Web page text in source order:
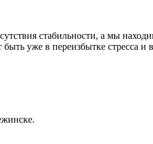
стабильности, а мы
уже в переизбытке стресса и